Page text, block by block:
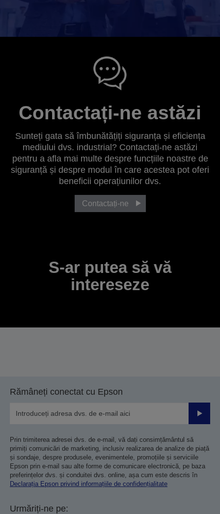
Contactați-ne astăzi
Sunteți gata să îmbunătățiți siguranța și eficiența
mediului dvs. industrial? Contactați-ne astăzi
pentru a afla mai multe despre funcțiile noastre de
siguranță și despre modul în care acestea pot oferi
beneficii operațiunilor dvs.
Contactați-ne
S-ar putea să vă
intereseze
Rămâneți conectat cu Epson
Prin trimiterea adresei dvs. de e-mail, vă dați consimțământul să
primiți comunicări de marketing, inclusiv realizarea de analize de piață
și sondaje, despre produsele, evenimentele, promoțiile și serviciile
Epson prin e-mail sau alte forme de comunicare electronică, pe baza
preferințelor dvs. și conduitei dvs. online, așa cum este descris în
Declarația Epson privind informațiile de confidențialitate
Urmăriți-ne pe: